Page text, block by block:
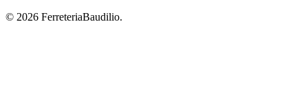
© 2026 FerreteriaBaudilio.